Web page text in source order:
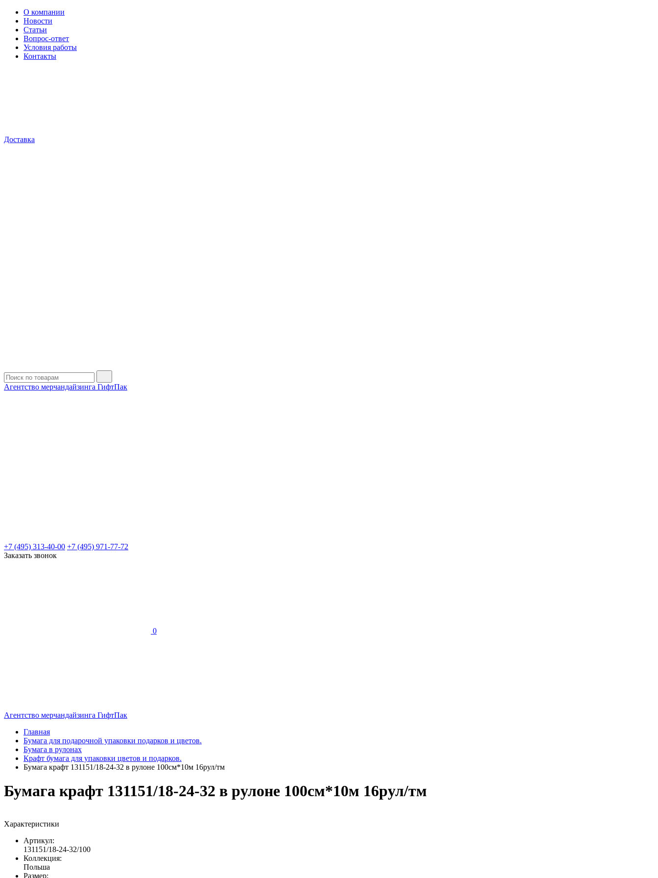
О компании
Новости
Статьи
Вопрос-ответ
Условия работы
Контакты
Доставка
Агентство мерчандайзинга ГифтПак
+7 (495) 313-40-00 +7 (495) 971-77-72
Заказать звонок
0
Агентство мерчандайзинга ГифтПак
Главная
Бумага для подарочной упаковки подарков и цветов.
Бумага в рулонах
Крафт бумага для упаковки цветов и подарков.
Бумага крафт 131151/18-24-32 в рулоне 100см*10м 16рул/тм
Бумага крафт 131151/18-24-32 в рулоне 100см*10м 16рул/тм
Характеристики
Артикул:
131151/18-24-32/100
Коллекция:
Польша
Размер: